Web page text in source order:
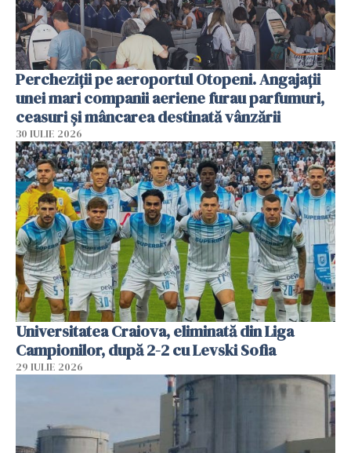
Percheziții pe aeroportul Otopeni. Angajații
unei mari companii aeriene furau parfumuri,
ceasuri și mâncarea destinată vânzării
30 IULIE 2026
Universitatea Craiova, eliminată din Liga
Campionilor, după 2-2 cu Levski Sofia
29 IULIE 2026